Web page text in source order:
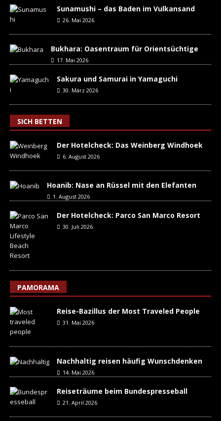
Sunamushi – das Baden im Vulkansand
26. Mai 2026
Bukhara: Oasentraum für Orientsüchtige
17. Mai 2026
Sakura und Samurai in Yamaguchi
30. März 2026
SICH BETTEN
Der Hotelcheck: Das Weinberg Windhoek
6. August 2026
Hoanib: Nase an Rüssel mit den Elefanten
1. August 2026
Der Hotelcheck: Parco San Marco Resort
30. Juli 2026
PAMORAMA
Reise-Bazillus der Most Traveled People
31. Mai 2026
Nachhaltig reisen häufig Wunschdenken
14. Mai 2026
Reiseträume beim Bundespresseball
21. April 2026